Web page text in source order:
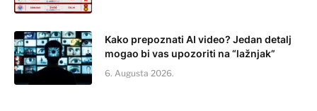
Kako prepoznati AI video? Jedan detalj
mogao bi vas upozoriti na “lažnjak”
6. Augusta 2026.